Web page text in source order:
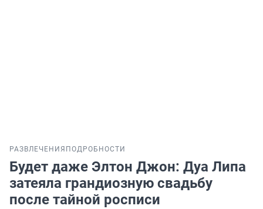
РАЗВЛЕЧЕНИЯ ПОДРОБНОСТИ
Будет даже Элтон Джон: Дуа Липа
затеяла грандиозную свадьбу
после тайной росписи